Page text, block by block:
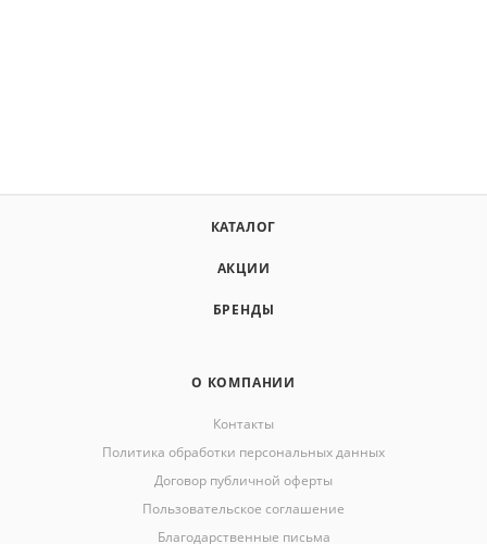
КАТАЛОГ
АКЦИИ
БРЕНДЫ
О КОМПАНИИ
Контакты
Политика обработки персональных данных
Договор публичной оферты
Пользовательское соглашение
Благодарственные письма